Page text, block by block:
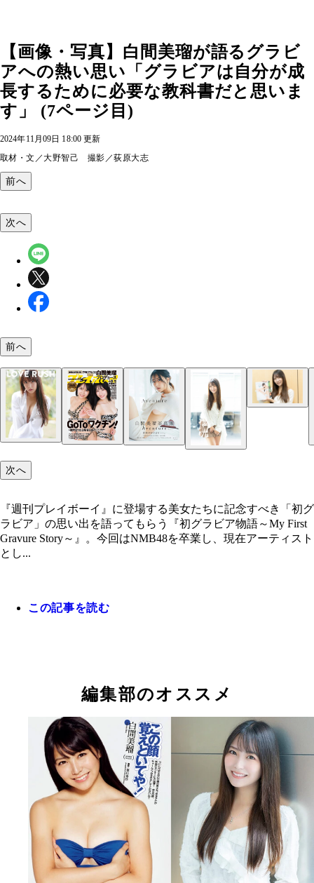
【画像・写真】白間美瑠が語るグラビ
アへの熱い思い「グラビアは自分が成
長するために必要な教科書だと思いま
す」 (7ページ目)
2024年11月09日 18:00 更新
取材・文／大野智己 撮影／荻原大志
前へ
白間美瑠
『週刊プレイボーイ』2018年24号（撮影／栗山秀
『週刊プレイボーイ』2020年37号（撮影／中村昇）
白間美瑠
れる大人っぽいカットにも挑戦。「可愛さ」「美
「セクシーさ」のすべてが詰まった一冊。
次へ
前へ
次へ
『週刊プレイボーイ』に登場する美女たちに記念すべき「初グ
ラビア」の思い出を語ってもらう『初グラビア物語～My First
Gravure Story～』。今回はNMB48を卒業し、現在アーティスト
とし...
この記事を読む
編集部のオススメ